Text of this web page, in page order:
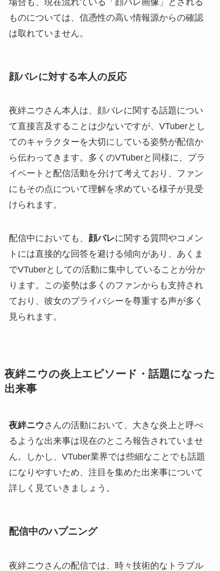
ものについては、信憑性の高い情報源からの確認
は取れていません。
顔バレに対する本人の反応
夜絆ニウさん本人は、顔バレに関する話題につい
て直接言及することは少ないですが、VTuberとし
てのキャラクターを大切にしている姿勢が配信か
ら伝わってきます。多くのVTuberと同様に、プラ
イベートと配信活動を分けて考えており、ファン
にもその点について理解を求めている様子が見受
けられます。
配信中においても、 顔バレに関する質問やコメン
トには直接的な回答を避ける傾向があり、あくま
でVTuberとしての活動に集中していることが分か
ります。この姿勢は多くのファンからも支持され
ており、彼女のプライバシーを尊重する声が多く
見られます。
夜絆ニウの炎上エピソード・話題になった
出来事
夜絆ニウさんの活動において、大きな炎上と呼べ
るような出来事は現在のところ報告されていませ
ん。しかし、VTuber業界では些細なことでも話題
になりやすいため、注目を集めた出来事について
詳しく見ていきましょう。
配信中のハプニング
夜絆ニウさんの配信では、時々技術的なトラブル